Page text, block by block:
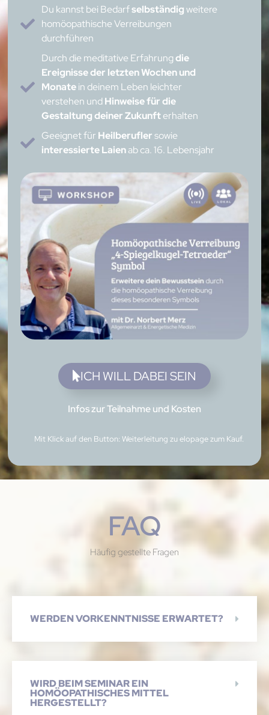
Du kannst bei Bedarfselbständigweitere
homöopathische Verreibungen
durchführen
Durch die meditative Erfahrungdie
Ereignisse der letzten Wochen und
Monatein deinem Leben leichter
verstehen undHinweise für die
Gestaltung deiner Zukunfterhalten
Geeignet für Heilberuflersowie
interessierte Laienab ca. 16. Lebensjahr
ICH WILL DABEI SEIN
Infos zur Teilnahme und Kosten
Mit Klick auf den Button: Weiterleitung zu elopage zum Kauf.
FAQ
Häufig gestellte Fragen
WERDEN VORKENNTNISSE ERWARTET?
WIRD BEIM SEMINAR EIN
HOMÖOPATHISCHES MITTEL
HERGESTELLT?